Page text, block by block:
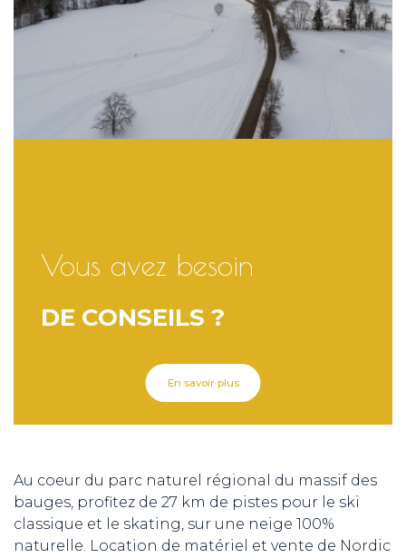
Vous avez besoin
DE CONSEILS ?
En savoir plus
Au coeur du parc naturel régional du massif des
bauges, profitez de 27 km de pistes pour le ski
classique et le skating, sur une neige 100%
naturelle. Location de matériel et vente de Nordic